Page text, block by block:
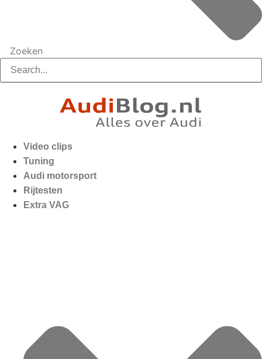
Zoeken
Video clips
Tuning
Audi motorsport
Rijtesten
Extra VAG